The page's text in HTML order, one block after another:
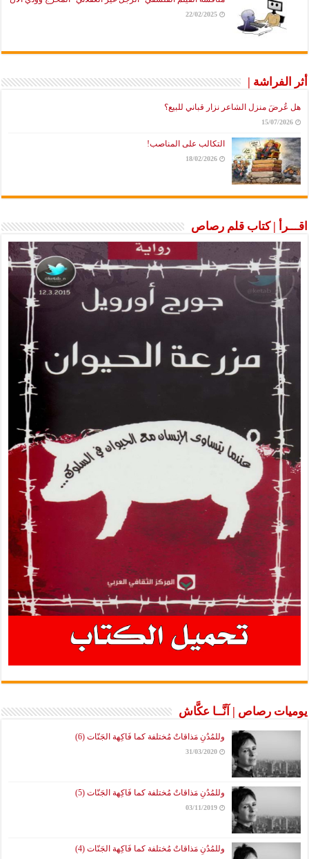
22/02/2025
أثر الفراشة |
هل عُرضَ منزل الشاعر نزار قباني للبيع؟
15/07/2026
التكالب على المناصب!
18/02/2026
اقـــرأ | كتاب قلم رصاص
يوميات رصاص | آنَّــا عكَّاش
وللمُدُنِ مَذاقاتٌ مُختلفة كما فَاكِهة الجَنّات (6)
31/03/2020
وللمُدُنِ مَذاقاتٌ مُختلفة كما فَاكِهة الجَنّات (5)
03/11/2019
وللمُدُنِ مَذاقاتٌ مُختلفة كما فَاكِهة الجَنّات (4)